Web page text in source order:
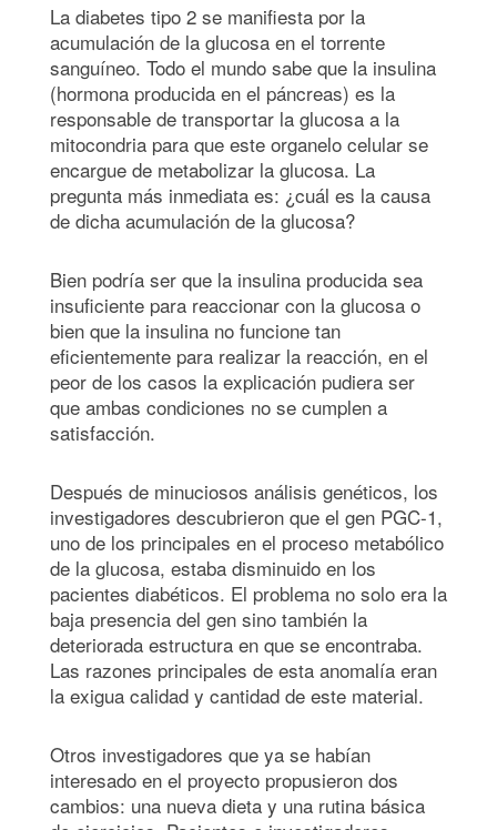
La diabetes tipo 2 se manifiesta por la
acumulación de la glucosa en el torrente
sanguíneo. Todo el mundo sabe que la insulina
(hormona producida en el páncreas) es la
responsable de transportar la glucosa a la
mitocondria para que este organelo celular se
encargue de metabolizar la glucosa. La
pregunta más inmediata es: ¿cuál es la causa
de dicha acumulación de la glucosa?
Bien podría ser que la insulina producida sea
insuficiente para reaccionar con la glucosa o
bien que la insulina no funcione tan
eficientemente para realizar la reacción, en el
peor de los casos la explicación pudiera ser
que ambas condiciones no se cumplen a
satisfacción.
Después de minuciosos análisis genéticos, los
investigadores descubrieron que el gen PGC-1,
uno de los principales en el proceso metabólico
de la glucosa, estaba disminuido en los
pacientes diabéticos. El problema no solo era la
baja presencia del gen sino también la
deteriorada estructura en que se encontraba.
Las razones principales de esta anomalía eran
la exigua calidad y cantidad de este material.
Otros investigadores que ya se habían
interesado en el proyecto propusieron dos
cambios: una nueva dieta y una rutina básica